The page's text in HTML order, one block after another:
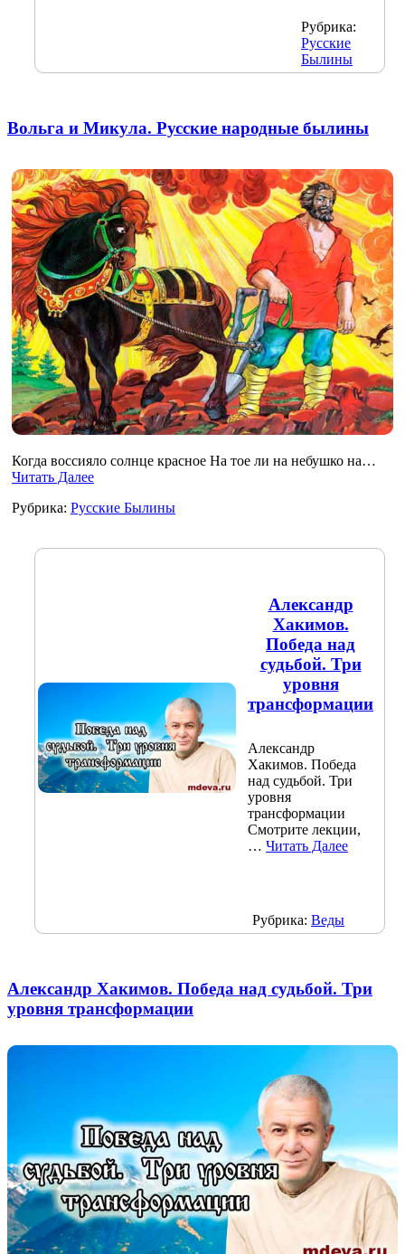
Рубрика:
Русские
Былины
Вольга и Микула. Русские народные былины
Когда воссияло солнце красное На тое ли на небушко на…
Читать Далее
Рубрика: Русские Былины
Александр
Хакимов.
Победа над
судьбой. Три
уровня
трансформации
Александр
Хакимов. Победа
над судьбой. Три
уровня
трансформации
Смотрите лекции,
… Читать Далее
Рубрика: Веды
Александр Хакимов. Победа над судьбой. Три
уровня трансформации